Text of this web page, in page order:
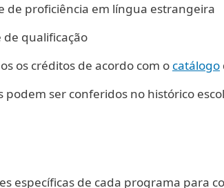
de proficiência em língua estrangeira
de qualificação
os créditos de acordo com o catálogo
podem ser conferidos no histórico
específicas de cada programa para